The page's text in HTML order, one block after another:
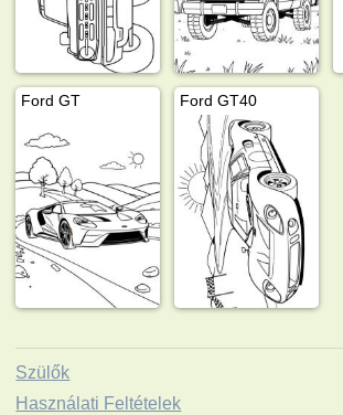
Ford GT Ford GT40
Szülők
Használati Feltételek